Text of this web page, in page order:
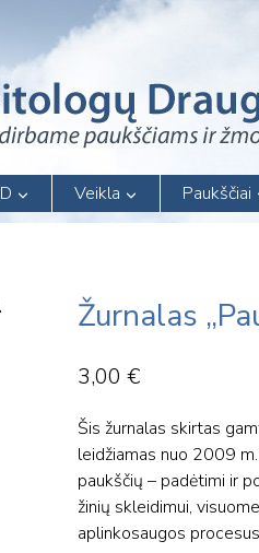
Veikla Paukščiai
Žurnalas
3,00 €
Šis žurnalas skirtas
leidžiamas nuo 2009
paukščių – padėtimi ir
žinių skleidimui,
aplinkosaugos